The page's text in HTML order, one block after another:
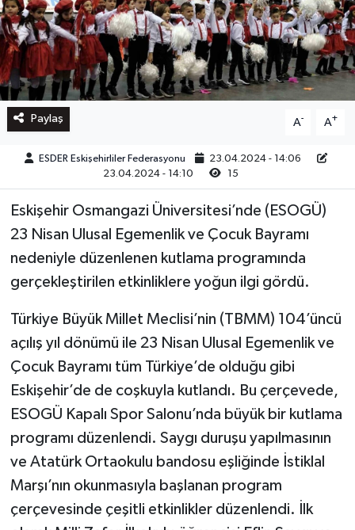
Paylaş A- A+
ESDER Eskişehirliler Federasyonu
23.04.2024 - 14:06
23.04.2024 - 14:10
15
Eskişehir Osmangazi Üniversitesi’nde (ESOGÜ)
23 Nisan Ulusal Egemenlik ve Çocuk Bayramı
nedeniyle düzenlenen kutlama programında
gerçekleştirilen etkinliklere yoğun ilgi gördü.
Türkiye Büyük Millet Meclisi’nin (TBMM) 104’üncü
açılış yıl dönümü ile 23 Nisan Ulusal Egemenlik ve
Çocuk Bayramı tüm Türkiye’de olduğu gibi
Eskişehir’de de coşkuyla kutlandı. Bu çerçevede,
ESOGÜ Kapalı Spor Salonu’nda büyük bir kutlama
programı düzenlendi. Saygı duruşu yapılmasının
ve Atatürk Ortaokulu bandosu eşliğinde İstiklal
Marşı’nın okunmasıyla başlanan program
çerçevesinde çeşitli etkinlikler düzenlendi. İlk